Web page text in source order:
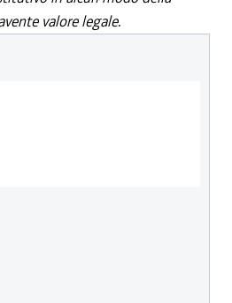
valore legale.